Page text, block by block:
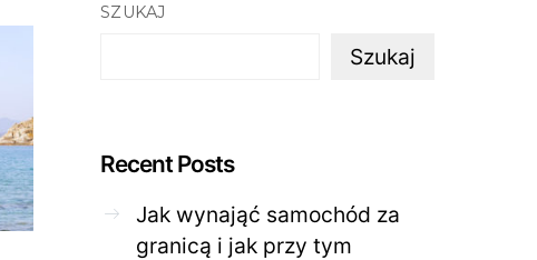
SZUKAJ
Szukaj
Recent Posts
Jak wynająć samochód za
granicą i jak przy tym